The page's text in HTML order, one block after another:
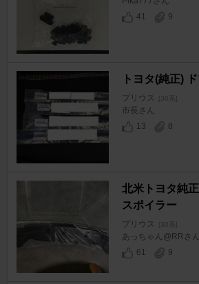
41
9
トヨタ(純正)
プリウス [30系]
市長さん
13
8
北米トヨタ純
スポイラー
プリウス [30系]
あっちゃん@RRさん
61
9